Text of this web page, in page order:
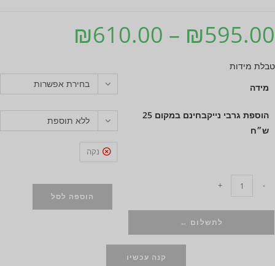
₪595.00
–
₪610.00
טבלת מידות
מידה
בחירת אפשרות
הוספת גרבי נייקבחינם במקום 25
ש״ח
ללא תוספת
נקה
-
+
הוספה לסל
לתשלום ←
קנה עכשיו